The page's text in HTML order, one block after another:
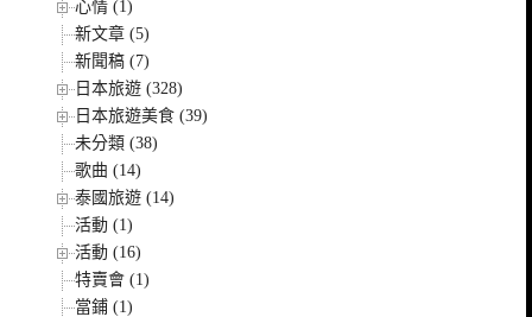
心情 (1)
新文章 (5)
新聞稿 (7)
日本旅遊 (328)
日本旅遊美食 (39)
未分類 (38)
歌曲 (14)
泰國旅遊 (14)
活動 (1)
活動 (16)
特賣會 (1)
當鋪 (1)